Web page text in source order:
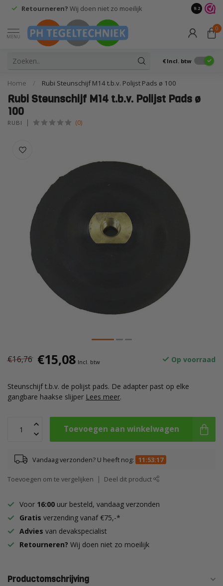
Retourneren? Wij doen niet zo moeilijk 9.2
MENU
0
€ Incl. btw
Home / Rubi Steunschijf M14 t.b.v. Polijst Pads ø 100
Rubi Steunschijf M14 t.b.v. Polijst Pads ø
100
RUBI (0)
€16,76 €15,08 Incl. btw Op voorraad
Steunschijf t.b.v. de polijst pads. De adapter past op elke
gangbare haakse slijper Lees meer.
Toevoegen aan winkelwagen
Vandaag verzonden? U heeft nog: 11:53:16
Toevoegen om te vergelijken Deel dit product
Voor 16:00 uur besteld, vandaag verzonden
Gratis verzending vanaf €75,-*
Advies van devakspecialist
Retourneren? Wij doen niet zo moeilijk
Productomschrijving